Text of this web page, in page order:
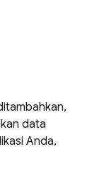
data
Anda,